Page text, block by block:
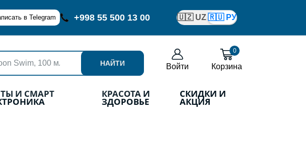
в Telegram +998 55 500 13 00 🇺🇿 UZ🇷🇺 РУ
НАЙТИ Войти
0
Корзина
И СМАРТ КРАСОТА И
ЗДОРОВЬЕ
СКИДКИ И
АКЦИЯ